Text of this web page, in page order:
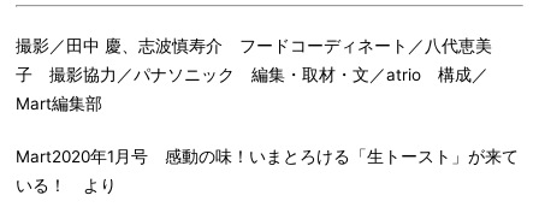
撮影／田中 慶、志波慎寿介 フードコーディネート／八代恵美
子 撮影協力／パナソニック 編集・取材・文／atrio 構成／
Mart編集部
Mart2020年1月号 感動の味！いまとろける「生トースト」が来て
いる！ より